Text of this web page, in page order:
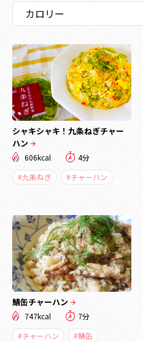
シャキシャキ！九条ねぎチャー
ハン
606kcal
4分
#九条ねぎ
#チャーハン
鯖缶チャーハン
747kcal
7分
#チャーハン
#鯖缶